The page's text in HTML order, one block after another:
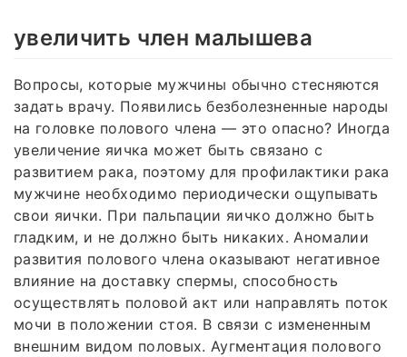
увеличить член малышева
Вопросы, которые мужчины обычно стесняются
задать врачу. Появились безболезненные народы
на головке полового члена — это опасно? Иногда
увеличение яичка может быть связано с
развитием рака, поэтому для профилактики рака
мужчине необходимо периодически ощупывать
свои яички. При пальпации яичко должно быть
гладким, и не должно быть никаких. Аномалии
развития полового члена оказывают негативное
влияние на доставку спермы, способность
осуществлять половой акт или направлять поток
мочи в положении стоя. В связи с измененным
внешним видом половых. Аугментация полового